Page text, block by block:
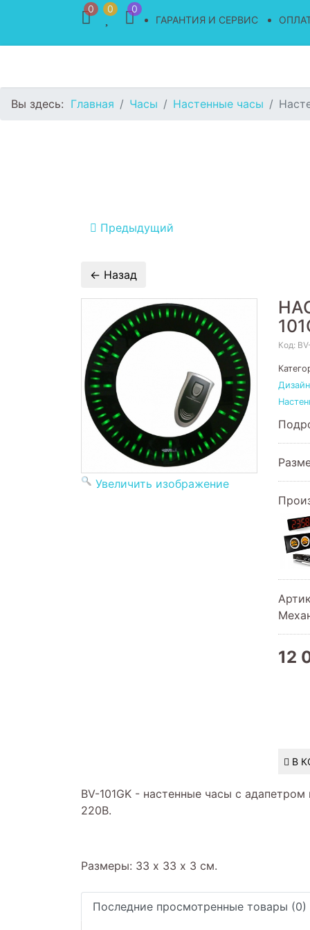
0 0
0
ГАРАНТИЯ И СЕРВИС
Вы здесь: Главная Часы Настенные часы
Предыдущий
Увеличить изображение
Код:
12
В
BV-101GK - настенные часы с
220В.
Размеры: 33 х 33 х 3 см.
Последние просмотренные товары (0)